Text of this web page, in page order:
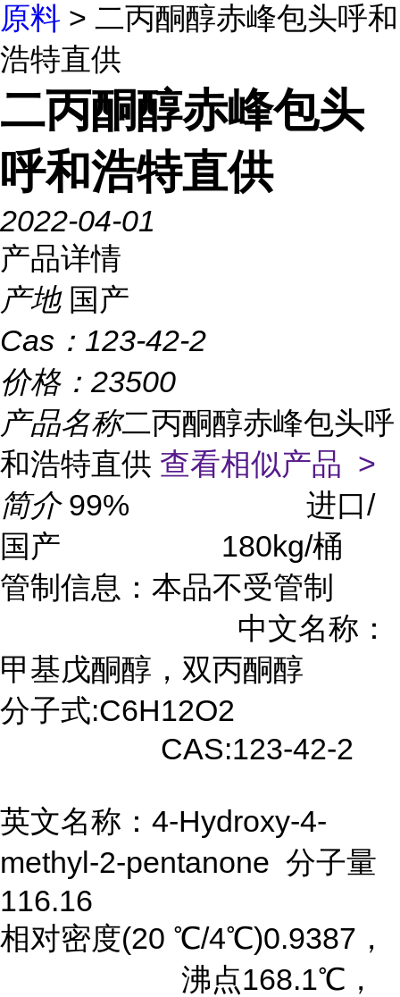
原料 > 二丙酮醇赤峰包头呼和
浩特直供
二丙酮醇赤峰包头
呼和浩特直供
2022-04-01
产品详情
产地 国产
Cas： 123-42-2
价格： 23500
产品名称二丙酮醇赤峰包头呼
和浩特直供 查看相似产品 >
简介 99% 进口/
国产 180kg/桶
管制信息：本品不受管制
中文名称：
甲基戊酮醇，双丙酮醇
分子式:C6H12O2
CAS:123-42-2
英文名称：4-Hydroxy-4-
methyl-2-pentanone 分子量
116.16
相对密度(20 ℃/4℃)0.9387，
沸点168.1℃，